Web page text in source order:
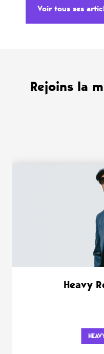
Voir tous ses
Rejoins la
Heavy